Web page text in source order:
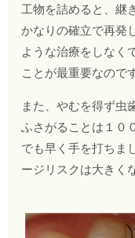
工物を詰めると、継
かなりの確立で再発
ような治療をしなく
ことが最重要なのです
また、やむを得ず虫
ふさがることは１０
でも早く手を打ちま
ージリスクは大きく